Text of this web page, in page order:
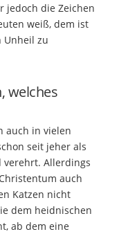
jedoch die Zeichen
weiß, dem ist
Unheil zu
welches
auch in vielen
seit jeher als
verehrt. Allerdings
auch
Katzen nicht
dem heidnischen
ab dem eine